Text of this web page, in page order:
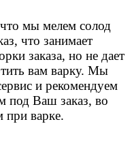
мы мелем солод
что занимает
заказа, но не дает
вам варку. Мы
и рекомендуем
под Ваш заказ, во
при варке.